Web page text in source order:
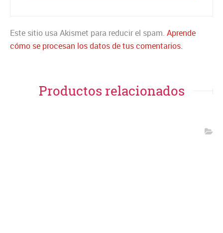
Este sitio usa Akismet para reducir el spam. Aprende
cómo se procesan los datos de tus comentarios.
Productos relacionados